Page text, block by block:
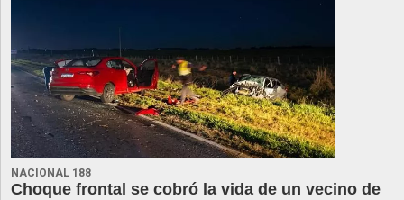
NACIONAL 188
Choque frontal se cobró la vida de un vecino de